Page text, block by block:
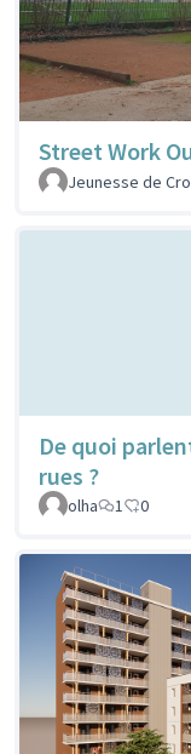
Street Work
Jeunesse de
De quoi
rues ?
olha
1 0